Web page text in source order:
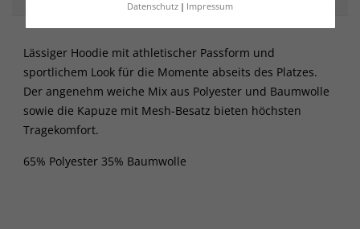
Datenschutz Impressum
Lässiger Hoodie mit athletischer Passform und
sportlichem Look für die Momente abseits des Platzes.
Der angenehm weiche Mix aus Polyester und Baumwolle
sowie die Kapuze mit Mesh-Besatz bieten höchsten
Tragekomfort.
65% Polyester 35% Baumwolle